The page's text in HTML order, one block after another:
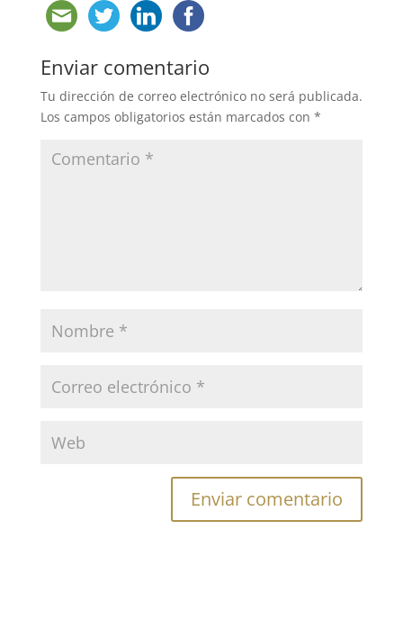
Enviar comentario
Tu dirección de correo electrónico no será publicada.
Los campos obligatorios están marcados con *